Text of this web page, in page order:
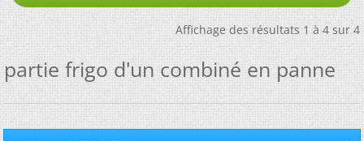
Affichage des résultats 1 à 4 sur 4
partie frigo d'un combiné en panne